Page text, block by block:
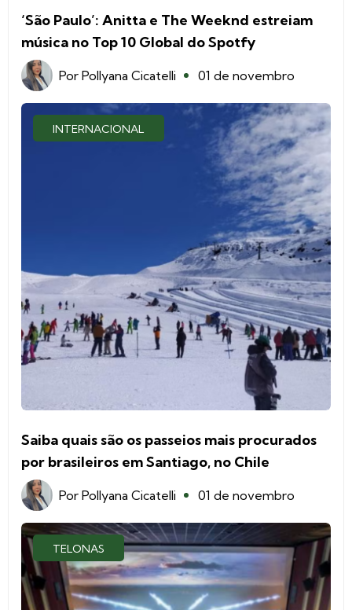
‘São Paulo’: Anitta e The Weeknd estreiam
música no Top 10 Global do Spotfy
Por Pollyana Cicatelli 01 de novembro
INTERNACIONAL
Saiba quais são os passeios mais procurados
por brasileiros em Santiago, no Chile
Por Pollyana Cicatelli 01 de novembro
TELONAS